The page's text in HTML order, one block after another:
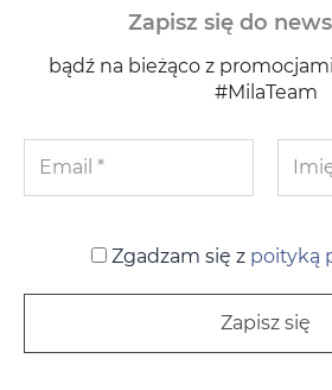
Zapisz się do
bądź na bieżąco z
#MilaTeam
Zgadzam się z poityką